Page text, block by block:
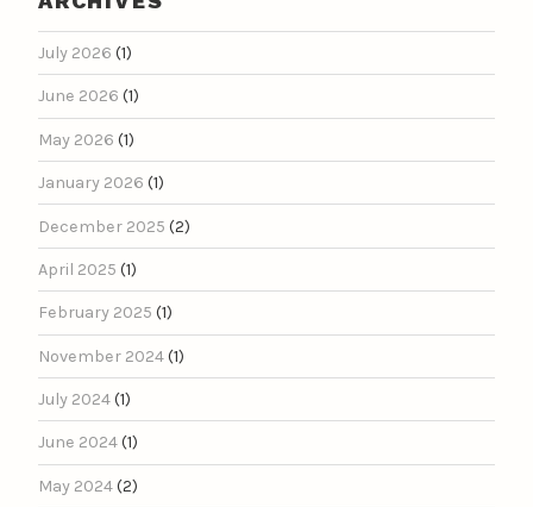
July 2026 (1)
June 2026 (1)
May 2026 (1)
January 2026 (1)
December 2025 (2)
April 2025 (1)
February 2025 (1)
November 2024(1)
July 2024(1)
June 2024(1)
May 2024(2)